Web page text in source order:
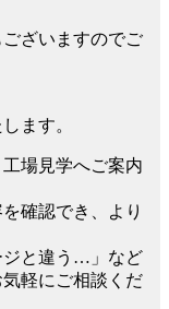
ざいますのでご
ます。
場見学へご案内
確認でき、より
ジと違う…」など
軽にご相談くだ